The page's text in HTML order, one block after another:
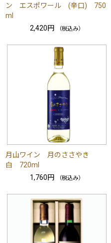
ン エスポワール (辛口) 750
ml
2,420円
（税込み）
月山ワイン 月のささやき
白 720ml
1,760円
（税込み）